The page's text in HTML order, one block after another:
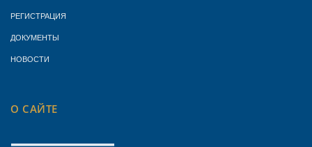
РЕГИСТРАЦИЯ
ДОКУМЕНТЫ
НОВОСТИ
О САЙТЕ